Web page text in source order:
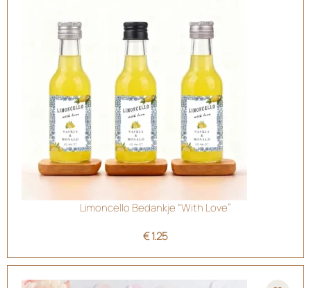
Limoncello Bedankje “With Love”
€1.25